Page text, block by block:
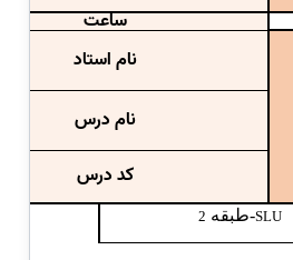
ساعت
نام استاد
نام درس
کد درس
SLU-طبقه 2